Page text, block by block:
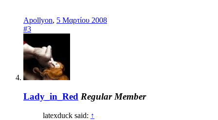
Apollyon, 5 Μαρτίου 2008
#3
Lady_in_Red Regular Member
latexduck said: ↑